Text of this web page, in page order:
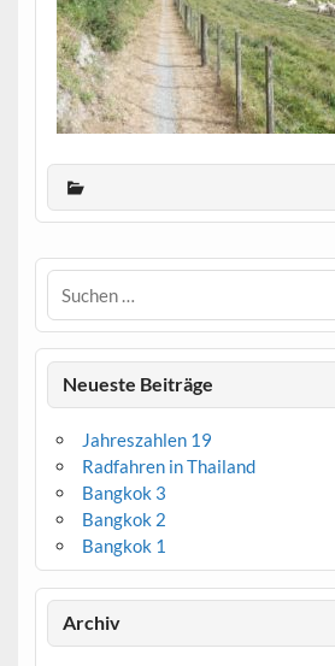
Neueste Beiträge
Jahreszahlen 19
Radfahren in Thailand
Bangkok 3
Bangkok 2
Bangkok 1
Archiv